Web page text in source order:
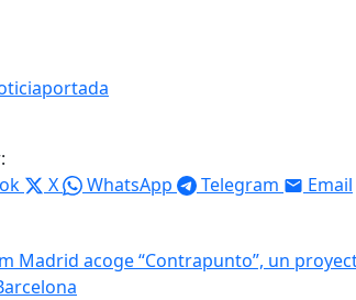
X WhatsApp Telegram Email
Madrid acoge “Contrapunto”, un